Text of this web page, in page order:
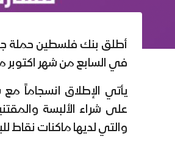
أطلق بنك فلسطين حملة
في السابع من شهر اكتوبر
يأتي الإطلاق انسجاماً
على شراء الألبسة
والتي لديها ماكنات نقاط